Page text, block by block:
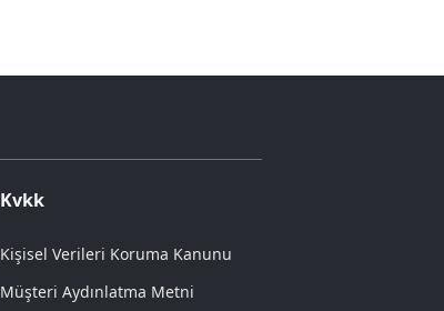
Kvkk
Kişisel Verileri Koruma Kanunu
Müşteri Aydınlatma Metni